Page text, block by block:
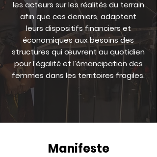
les acteurs sur les réalités du terrain
afin que ces derniers, adaptent
leurs dispositifs financiers et
économiques aux besoins des
structures qui œuvrent au quotidien
pour l’égalité et l’émancipation des
femmes dans les territoires fragiles.
Manifeste